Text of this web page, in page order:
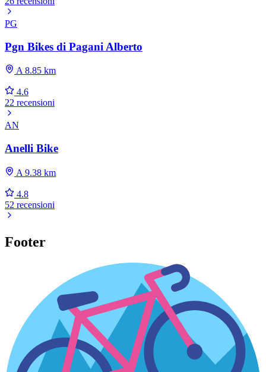
PG
Pgn Bikes di Pagani Alberto
A 8.85 km
4.6
22 recensioni
AN
Anelli Bike
A 9.38 km
4.8
52 recensioni
Footer